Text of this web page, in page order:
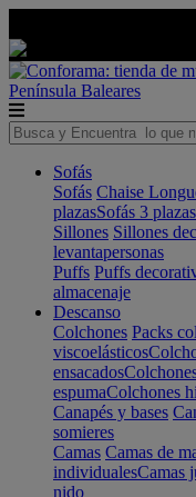
Península Baleares
Sofás
Sofás Chaise
plazasSofás 3 plazas
Sillones Sillones
levantapersonas
Puffs Puffs
almacenaje
Descanso
Colchones Packs
viscoelásticos
ensacados
espumaColchones
Canapés y bases
somieres
Camas Camas de
individualesCamas
nido